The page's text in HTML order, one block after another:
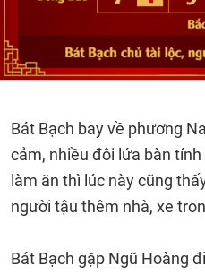
Bát Bạch bay về phương
cảm, nhiều đôi lứa bàn
làm ăn thì lúc này cũng
người tậu thêm nhà, xe
Bát Bạch gặp Ngũ Hoàng